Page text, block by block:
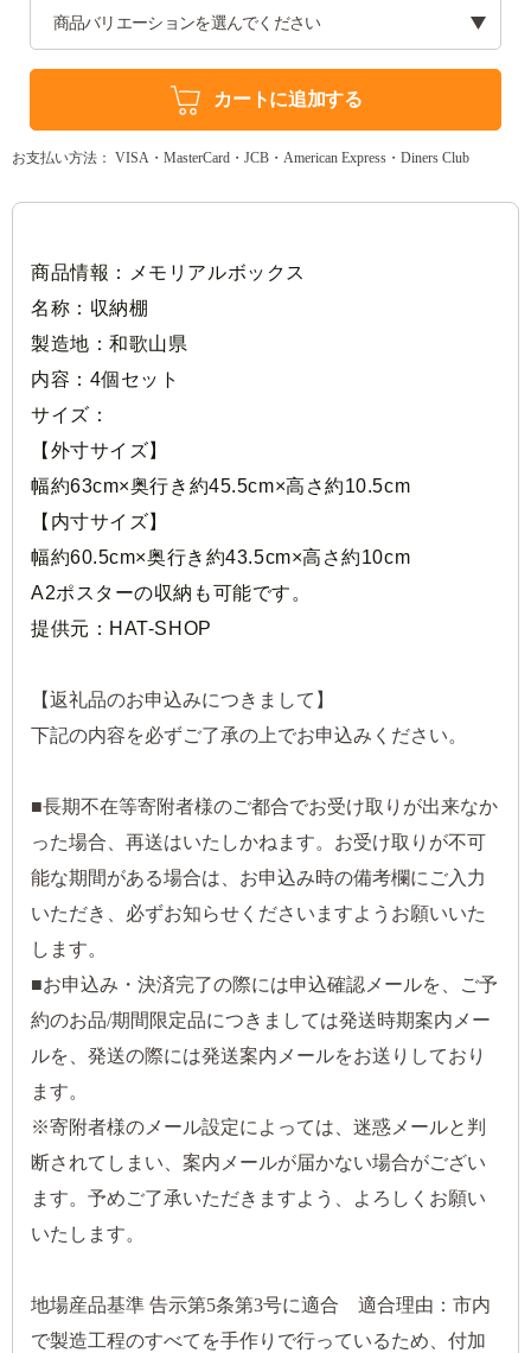
カートに追加する
お支払い方法： VISA・MasterCard・JCB・American Express・Diners Club
商品情報：メモリアルボックス
名称：収納棚
製造地：和歌山県
内容：4個セット
サイズ：
【外寸サイズ】
幅約63cm×奥行き約45.5cm×高さ約10.5cm
【内寸サイズ】
幅約60.5cm×奥行き約43.5cm×高さ約10cm
A2ポスターの収納も可能です。
提供元：HAT-SHOP
【返礼品のお申込みにつきまして】
下記の内容を必ずご了承の上でお申込みください。
■長期不在等寄附者様のご都合でお受け取りが出来なか
った場合、再送はいたしかねます。お受け取りが不可
能な期間がある場合は、お申込み時の備考欄にご入力
いただき、必ずお知らせくださいますようお願いいた
します。
■お申込み・決済完了の際には申込確認メールを、ご予
約のお品/期間限定品につきましては発送時期案内メー
ルを、発送の際には発送案内メールをお送りしており
ます。
※寄附者様のメール設定によっては、迷惑メールと判
断されてしまい、案内メールが届かない場合がござい
ます。予めご了承いただきますよう、よろしくお願い
いたします。
地場産品基準 告示第5条第3号に適合 適合理由：市内
で製造工程のすべてを手作りで行っているため、付加